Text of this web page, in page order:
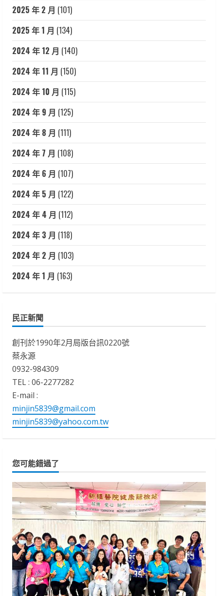
2025 年 2 月 (101)
2025 年 1 月 (134)
2024 年 12 月 (140)
2024 年 11 月 (150)
2024 年 10 月 (115)
2024 年 9 月 (125)
2024 年 8 月 (111)
2024 年 7 月 (108)
2024 年 6 月 (107)
2024 年 5 月 (122)
2024 年 4 月 (112)
2024 年 3 月 (118)
2024 年 2 月 (103)
2024 年 1 月 (163)
民正新聞
創刊於1990年2月局版台訊0220號
蔡永源
0932-984309
TEL : 06-2277282
E-mail :
minjin5839@gmail.com
minjin5839@yahoo.com.tw
您可能錯過了